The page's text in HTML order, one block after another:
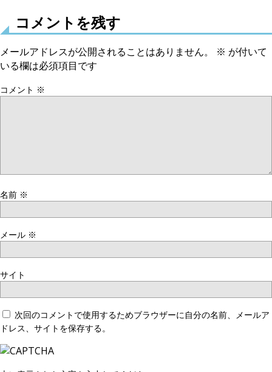
コメントを残す
メールアドレスが公開されることはありません。 ※ が付いて
いる欄は必須項目です
コメント ※
名前 ※
メール ※
サイト
次回のコメントで使用するためブラウザーに自分の名前、メールア
ドレス、サイトを保存する。